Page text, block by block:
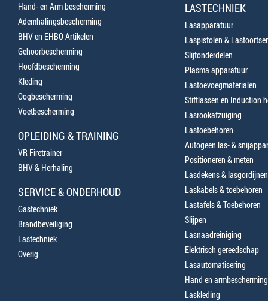
Hand- en Arm bescherming
Ademhalingsbescherming
BHV en EHBO Artikelen
Gehoorbescherming
Hoofdbescherming
Kleding
Oogbescherming
Voetbescherming
OPLEIDING & TRAINING
VR Firetrainer
BHV & Herhaling
SERVICE & ONDERHOUD
Gastechniek
Brandbeveiliging
Lastechniek
Overig
LASTECHNIEK
Lasapparatuur
Laspistolen &
Slijtonderdelen
Plasma apparatuur
Lastoevoegmaterialen
Stiftlassen en Induction
Lasrookafzuiging
Lastoebehoren
Autogeen las- &
Positioneren & meten
Lasdekens & lasgordijnen
Laskabels & toebehoren
Lastafels & Toebehoren
Slijpen
Lasnaadreiniging
Elektrisch gereedschap
Lasautomatisering
Hand en armbescherming
Laskleding